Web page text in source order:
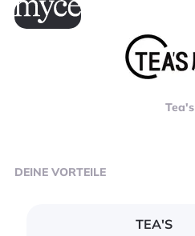
Tea's
DEINE VORTEILE
TEA'S